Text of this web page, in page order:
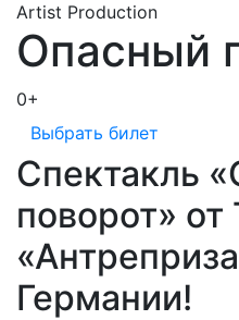
Artist Production
Опасный
0+
Выбрать билет
Спектакль
поворот» от
Германии!